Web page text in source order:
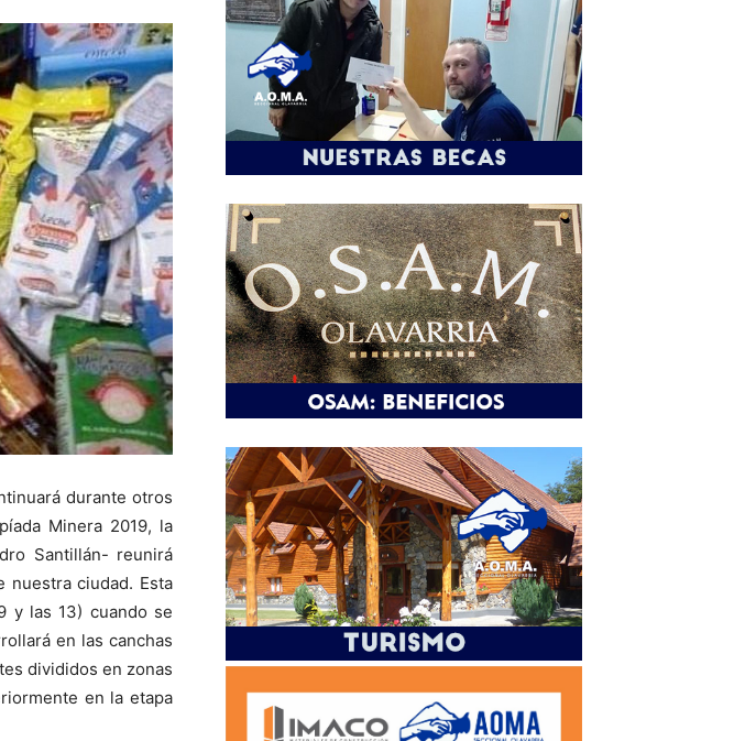
durante otros
Minera 2019, la
Santillán- reunirá
nuestra ciudad. Esta
y las 13) cuando se
en las canchas
divididos en zonas
en la etapa